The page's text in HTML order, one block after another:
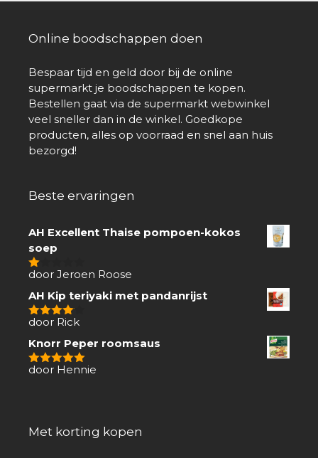
Online boodschappen doen
Bespaar tijd en geld door bij de online
supermarkt je boodschappen te kopen.
Bestellen gaat via de supermarkt webwinkel
veel sneller dan in de winkel. Goedkope
producten, alles op voorraad en snel aan huis
bezorgd!
Beste ervaringen
AH Excellent Thaise pompoen-kokos
soep
1
5
door Jeroen Roose
AH Kip teriyaki met pandanrijst
4van 5
door Rick
Knorr Peper roomsaus
5van 5
door Hennie
Met korting kopen